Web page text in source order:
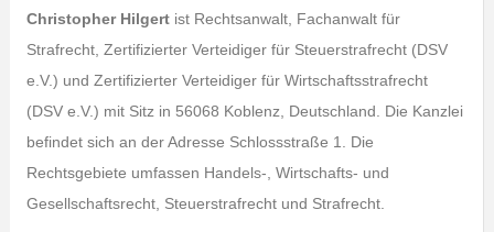
Christopher Hilgertist Rechtsanwalt, Fachanwalt für
Strafrecht, Zertifizierter Verteidiger für Steuerstrafrecht (DSV
e.V.) und Zertifizierter Verteidiger für Wirtschaftsstrafrecht
(DSV e.V.) mit Sitz in 56068 Koblenz, Deutschland. Die Kanzlei
befindet sich an der Adresse Schlossstraße 1. Die
Rechtsgebiete umfassen Handels-, Wirtschafts- und
Gesellschaftsrecht, Steuerstrafrecht und Strafrecht.